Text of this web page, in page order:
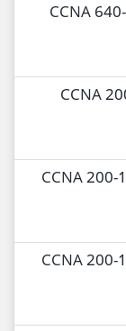
25-CCNA
26-CCNA
27-CCNA
28-CCNA